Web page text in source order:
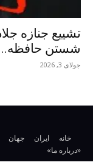
تشییع جنازه
شستن
جولای 3, 2026
خانه ایران جهان
«درباره ما»